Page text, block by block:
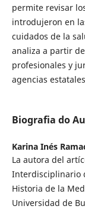
permite revisar
introdujeron en
cuidados de la
analiza a partir
profesionales y
agencias
Biografia do
Karina Inés
La autora del
Interdisciplinario
Historia de la
Universidad de